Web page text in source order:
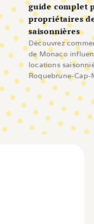
guide complet
propriétaires
saisonnières
Découvrez
de Monaco
locations
Roquebrune-Cap-
Beausoleil, Cap-
Revenus,
investissement et
les propriétaires.